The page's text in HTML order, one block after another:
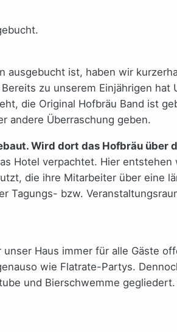
ist, haben wir
zu unserem Einjährigen hat
die Original Hofbräu Band ist
andere Überraschung geben.
Wird dort das Hofbräu über
Hotel verpachtet. Hier entstehen
die ihre Mitarbeiter über eine
Tagungs- bzw.
Haus immer für alle Gäste
wie Flatrate-Partys.
und Bierschwemme